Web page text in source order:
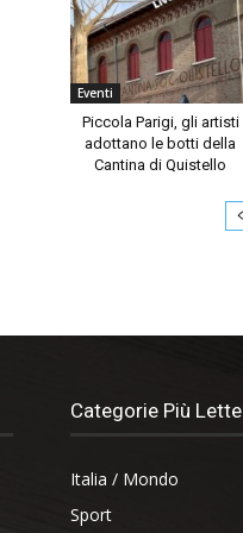
Eventi
Piccola Parigi, gli artisti
adottano le botti della
Cantina di Quistello
Categorie Più Lette
Italia / Mondo
Sport